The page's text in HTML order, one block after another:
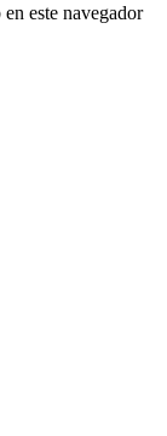
este navegador